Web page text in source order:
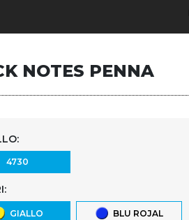
NOTES PENNA
4730
GIALLO BLU ROJAL